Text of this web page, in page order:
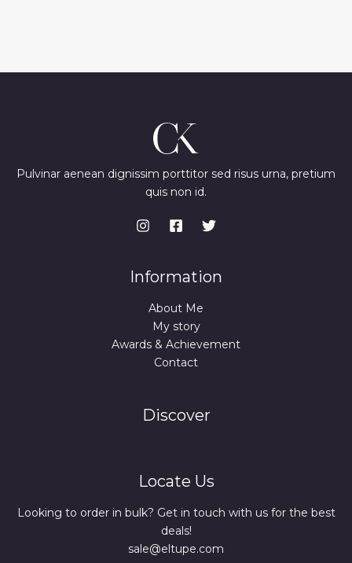
Pulvinar aenean dignissim porttitor sed risus urna, pretium
quis non id.
Information
About Me
My story
Awards & Achievement
Contact
Discover
Locate Us
Looking to order in bulk? Get in touch with us for the best
deals!
sale@eltupe.com